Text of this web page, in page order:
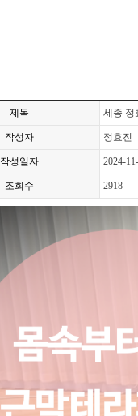
제목 세종 정
작성자 정효진
작성일자 2024-
조회수 2918